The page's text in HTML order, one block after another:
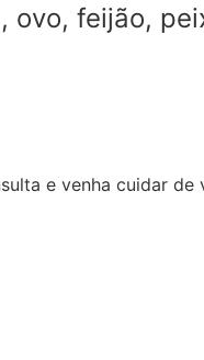
ovo, feijão,
e venha cuidar de